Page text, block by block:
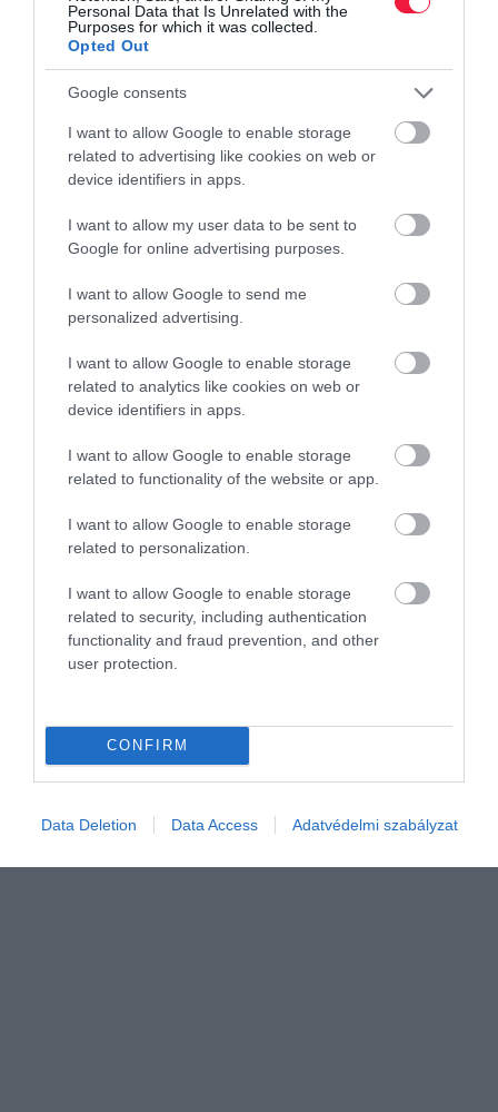
Personal Data that Is Unrelated with the
Purposes for which it was collected.
Opted Out
Google consents
I want to allow Google to enable storage
related to advertising like cookies on web or
device identifiers in apps.
I want to allow my user data to be sent to
Google for online advertising purposes.
I want to allow Google to send me
personalized advertising.
I want to allow Google to enable storage
related to analytics like cookies on web or
device identifiers in apps.
I want to allow Google to enable storage
related to functionality of the website or app.
I want to allow Google to enable storage
related to personalization.
I want to allow Google to enable storage
related to security, including authentication
functionality and fraud prevention, and other
user protection.
CONFIRM
Data Deletion Data Access Adatvédelmi szabályzat
VÁLLALKOZÁS
A második negyedévben javuló és bizakodó hangulat jellemezte a
kis- és középvállalkozásokat - mondta Kozák Ákos, a
VOSZ Barométer friss…